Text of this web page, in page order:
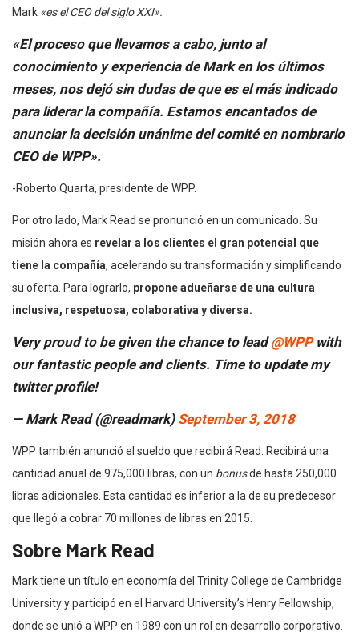
Mark «es el CEO del siglo XXI».
«El proceso que llevamos a cabo, junto al
conocimiento y experiencia de Mark en los últimos
meses, nos dejó sin dudas de que es el más indicado
para liderar la compañía. Estamos encantados de
anunciar la decisión unánime del comité en nombrarlo
CEO de WPP».
-Roberto Quarta, presidente de WPP.
Por otro lado, Mark Read se pronunció en un comunicado. Su
misión ahora es revelar a los clientes el gran potencial que
tiene la compañía, acelerando su transformación y simplificando
su oferta. Para lograrlo, propone adueñarse de una cultura
inclusiva, respetuosa, colaborativa y diversa.
Very proud to be given the chance to lead@WPPwith
our fantastic people and clients. Time to update my
twitter profile!
— Mark Read (@readmark) September 3, 2018
WPP también anunció el sueldo que recibirá Read. Recibirá una
cantidad anual de 975,000 libras, con un bonusde hasta 250,000
libras adicionales. Esta cantidad es inferior a la de su predecesor
que llegó a cobrar 70 millones de libras en 2015.
Sobre Mark Read
Mark tiene un título en economía del Trinity College de Cambridge
University y participó en el Harvard University’s Henry Fellowship,
donde se unió a WPP en 1989 con un rol en desarrollo corporativo.